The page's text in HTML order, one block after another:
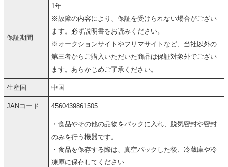
保証期間
1年
※故障の内容により、保証を受けられない場合がござい
ます。必ず説明書をお読みください。
※オークションサイトやフリマサイトなど、当社以外の
第三者からご購入いただいた商品は保証対象外でござい
ます。あらかじめご了承ください。
生産国 中国
JANコード 4560439861505
・食品やその他の品物をパックに入れ、脱気密封や密封
のみを行う機器です。
・食品を保存する際は、真空パックした後、冷蔵庫や冷
凍庫に保存してください